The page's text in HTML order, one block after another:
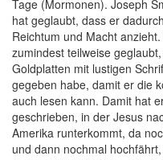
Tage (Mormonen). Joseph
hat geglaubt, dass er
Reichtum und Macht
zumindest teilweise
Goldplatten mit lustigen
gegeben habe, damit er die
auch lesen kann. Damit hat
geschrieben, in der Jesus
Amerika runterkommt, da
und dann nochmal